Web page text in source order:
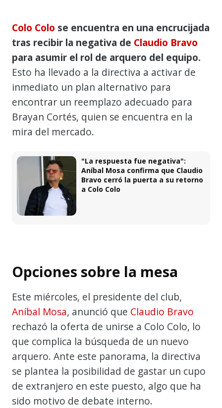
Colo Colo se encuentra en una encrucijada
tras recibir la negativa de Claudio Bravo
para asumir el rol de arquero del equipo.
Esto ha llevado a la directiva a activar de
inmediato un plan alternativo para
encontrar un reemplazo adecuado para
Brayan Cortés, quien se encuentra en la
mira del mercado.
"La respuesta fue negativa":
Aníbal Mosa confirma que Claudio
Bravo cerró la puerta a su retorno
a Colo Colo
Opciones sobre la mesa
Este miércoles, el presidente del club,
Aníbal Mosa, anunció que Claudio Bravo
rechazó la oferta de unirse a Colo Colo, lo
que complica la búsqueda de un nuevo
arquero. Ante este panorama, la directiva
se plantea la posibilidad de gastar un cupo
de extranjero en este puesto, algo que ha
sido motivo de debate interno.